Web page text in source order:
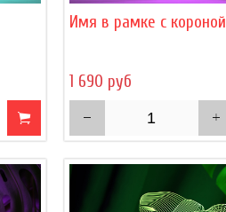
Имя в рамке с короной
1 690 руб